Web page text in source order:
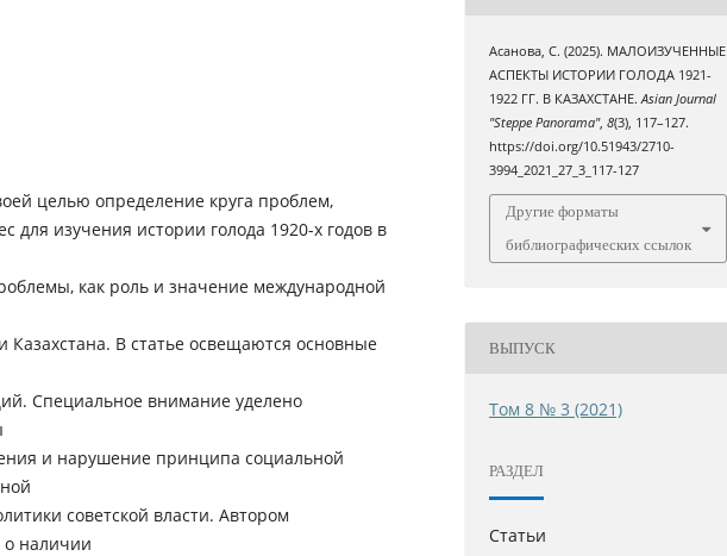
целью определение круга проблем,
для изучения истории голода 1920-х годов в
как роль и значение международной
Казахстана. В статье освещаются основные
Специальное внимание уделено
и нарушение принципа социальной
советской власти. Автором
о наличии
Асанова, С. (2025). МАЛОИЗУЧЕННЫЕ
АСПЕКТЫ ИСТОРИИ ГОЛОДА 1921-
1922 ГГ. В КАЗАХСТАНЕ.Asian Journal
"Steppe Panorama",8(3), 117–127.
https://doi.org/10.51943/2710-
3994_2021_27_3_117-127
Другие форматы
библиографических ссылок
ВЫПУСК
Том 8 № 3 (2021)
РАЗДЕЛ
Статьи